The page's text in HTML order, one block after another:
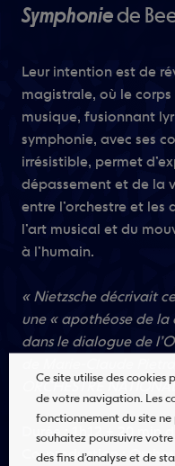
Symphoniede
Leur intention est de
magistrale, où le
musique, fusionnant
symphonie, avec ses
irrésistible, permet
dépassement et de la
entre l’orchestre et les
l’art musical et du
à l’humain.
« Nietzsche décrivait
une « apothéose de la
dans le dialogue de
ORCHESTRE
Durée : 1h12 + 20 min
Co-production :
Ce site utilise des cookies
de votre navigation. Les
fonctionnement du site ne
souhaitez poursuivre votre
des fins d’analyse et de